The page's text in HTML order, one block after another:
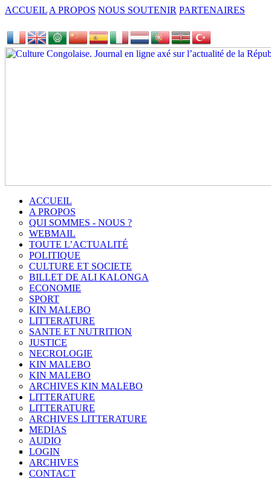
ACCUEIL A PROPOS NOUS SOUTENIR PARTENAIRES
ACCUEIL
A PROPOS
QUI SOMMES - NOUS ?
WEBMAIL
TOUTE L’ACTUALITÉ
POLITIQUE
CULTURE ET SOCIETE
BILLET DE ALI KALONGA
ECONOMIE
SPORT
KIN MALEBO
LITTERATURE
SANTE ET NUTRITION
JUSTICE
NECROLOGIE
KIN MALEBO
KIN MALEBO
ARCHIVES KIN MALEBO
LITTERATURE
LITTERATURE
ARCHIVES LITTERATURE
MEDIAS
AUDIO
LOGIN
ARCHIVES
CONTACT